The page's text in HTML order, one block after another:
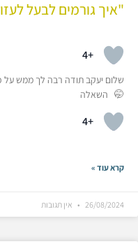
"איך גורמים לבעל
+4
שלום יעקב תודה רבה לך ממש על
🤭 השאלה
+4
קרא עוד »
26/08/2024 אין תגובות